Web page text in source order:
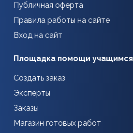
Публичная оферта
Правила работы на сайте
Вход на сайт
Площадка помощи учащимся
Создать заказ
Эксперты
Заказы
Магазин готовых работ